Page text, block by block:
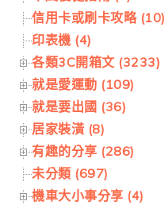
信用卡或刷卡攻略 (10)
印表機 (4)
各類3C開箱文 (3233)
就是愛運動 (109)
就是要出國 (36)
居家裝潢 (8)
有趣的分享 (286)
未分類 (697)
機車大小事分享 (4)